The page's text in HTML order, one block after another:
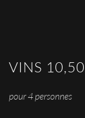
VINS
pour 4 personnes